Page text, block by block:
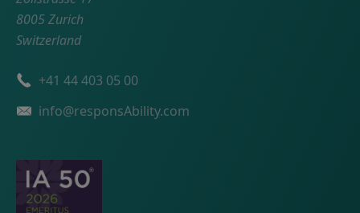
8005 Zurich
Switzerland
Telefonnummer
+41 44 403 05 00
Emailinfo@responsAbility.com